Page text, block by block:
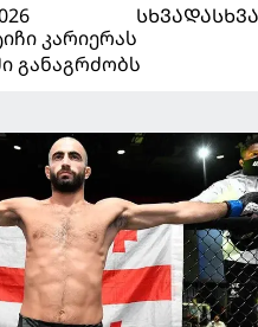
ᲡᲮᲕᲐᲓᲐᲡᲮᲕᲐ
კარიერას
განაგრძობს